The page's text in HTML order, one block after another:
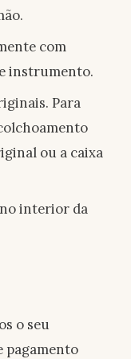
com
instrumento.
Para
ou a caixa
interior da
o seu
pagamento